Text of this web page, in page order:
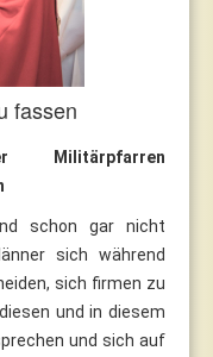
fassen
Militärpfarren
schon gar nicht
sich während
sich firmen zu
und in diesem
und sich auf